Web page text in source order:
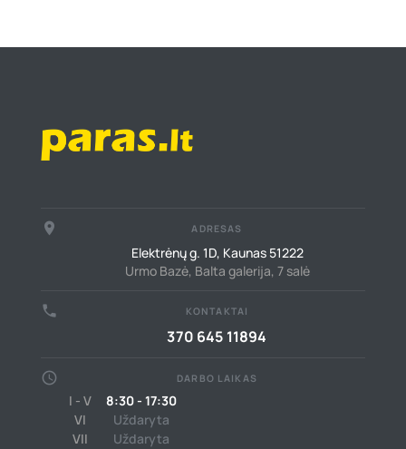
place ADRESAS
Elektrėnų g. 1D, Kaunas 51222
Urmo Bazė, Balta galerija, 7 salė
call KONTAKTAI
370 645 11894
schedule DARBO LAIKAS
I - V
8:30 - 17:30
VI
Uždaryta
VII
Uždaryta